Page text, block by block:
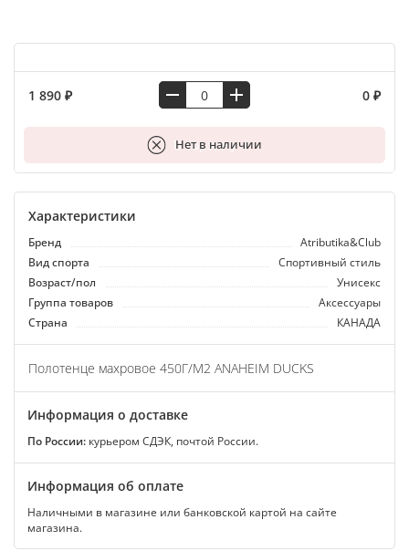
1 890 ₽ 0 ₽
Нет в наличии
В корзину
Характеристики
Бренд
Atributika&Club
Вид спорта
Спортивный стиль
Возраст/пол
Унисекс
Группа товаров
Аксессуары
Страна
КАНАДА
Полотенце махровое 450Г/М2 ANAHEIM DUCKS
Информация о доставке
По России: курьером СДЭК, почтой России.
Информация об оплате
Наличными в магазине или банковской картой на сайте
магазина.